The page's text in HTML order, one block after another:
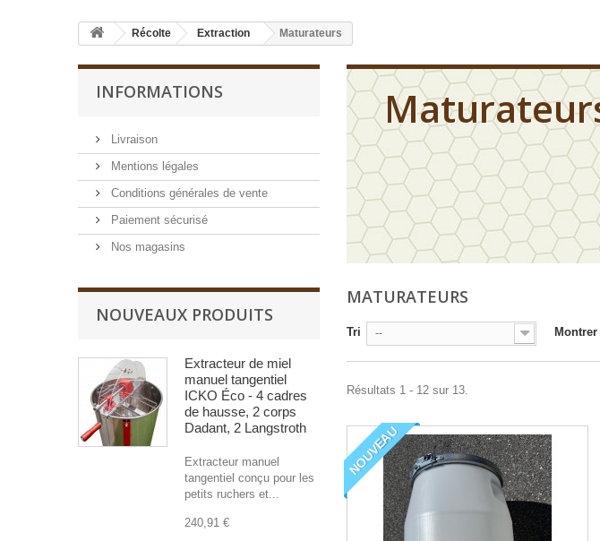
Récolte Extraction Maturateurs
INFORMATIONS
Livraison
Mentions légales
Conditions générales de vente
Paiement sécurisé
Nos magasins
NOUVEAUX PRODUITS
Extracteur de miel
manuel tangentiel
ICKO Éco - 4 cadres
de hausse, 2 corps
Dadant, 2 Langstroth
Extracteur manuel
tangentiel conçu pour les
petits ruchers et...
240,91 €
MATURATEURS
Tri -- Montrer
Résultats 1 - 12 sur 13.
NOUVEAU